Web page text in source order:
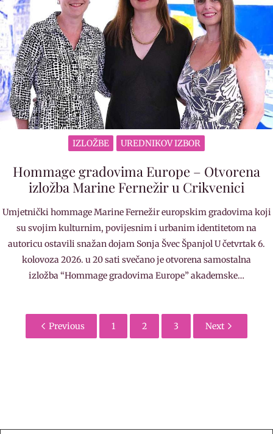
IZLOŽBE UREDNIKOV IZBOR
Hommage gradovima Europe – Otvorena
izložba Marine Fernežir u Crikvenici
Umjetnički hommage Marine Fernežir europskim gradovima koji
su svojim kulturnim, povijesnim i urbanim identitetom na
autoricu ostavili snažan dojam Sonja Švec Španjol U četvrtak 6.
kolovoza 2026. u 20 sati svečano je otvorena samostalna
izložba “Hommage gradovima Europe” akademske…
Previous 1 2 3 Next